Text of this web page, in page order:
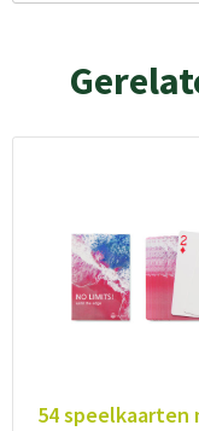
54 speelkaarten